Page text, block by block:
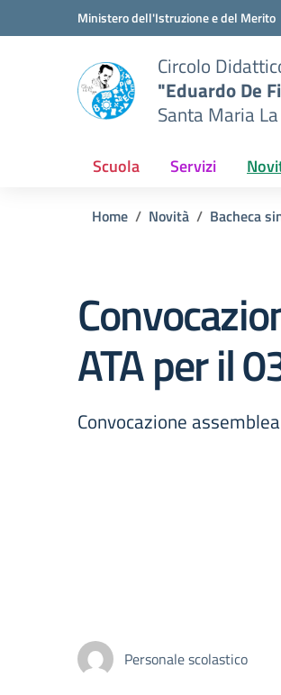
Vai ai contenuti
Vai al menu di navigazioneMinistero dell'Istruzione e del Merito
Circolo
"Eduardo De
Santa Maria
Scuola Servizi
Home Novità Bacheca
ATA per il
Convocazione
Personale scolastico